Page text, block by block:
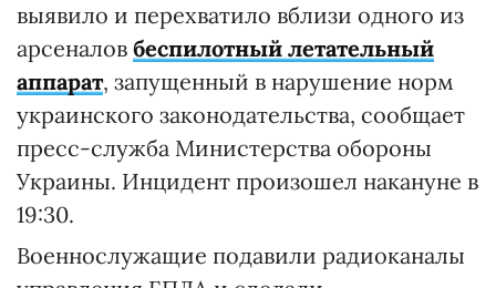
выявило и перехватило вблизи одного из
арсеналов беспилотный летательный
аппарат, запущенный в нарушение норм
украинского законодательства, сообщает
пресс-служба Министерства обороны
Украины. Инцидент произошел накануне в
19:30.
Военнослужащие подавили радиоканалы